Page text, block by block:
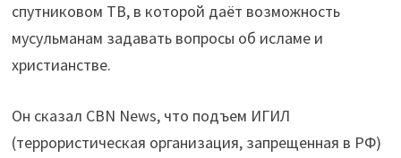
спутниковом ТВ, в которой даёт возможность
мусульманам задавать вопросы об исламе и
христианстве.
Он сказал CBN News, что подъем ИГИЛ
(террористическая организация, запрещенная в РФ)